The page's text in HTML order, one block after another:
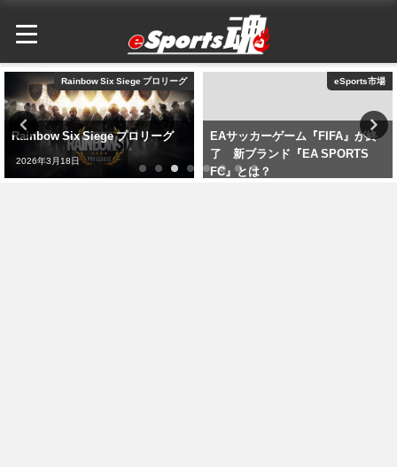
Rainbow Six Siege プロリーグ
Rainbow Six Siege プロリーグ
2026年3月18日
eSports市場
EAサッカーゲーム『FIFA』が終
了 新ブランド『EA SPORTS
FC』とは？